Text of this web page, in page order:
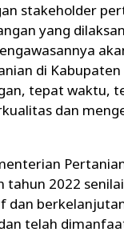
stakeholder
yang
di Kabupaten
tepat waktu,
dan
2022
dan
telah